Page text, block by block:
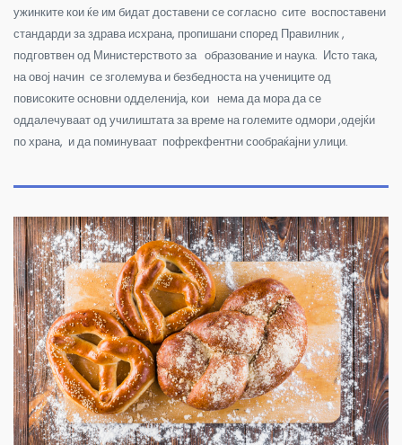
ужинките кои ќе им бидат доставени се согласно сите воспоставени
стандарди за здрава исхрана, пропишани според Правилник ,
подговтвен од Министерството за образование и наука. Исто така,
на овој начин се зголемува и безбедноста на учениците од
повисоките основни одделенија, кои нема да мора да се
оддалечуваат од училиштата за време на големите одмори ,одејќи
по храна, и да поминуваат пофрекфентни сообраќајни улици.